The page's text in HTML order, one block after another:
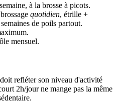
à la brosse à picots.
quotidien, étrille +
de poils partout.
mensuel.
refléter son niveau d'activité
2h/jour ne mange pas la même